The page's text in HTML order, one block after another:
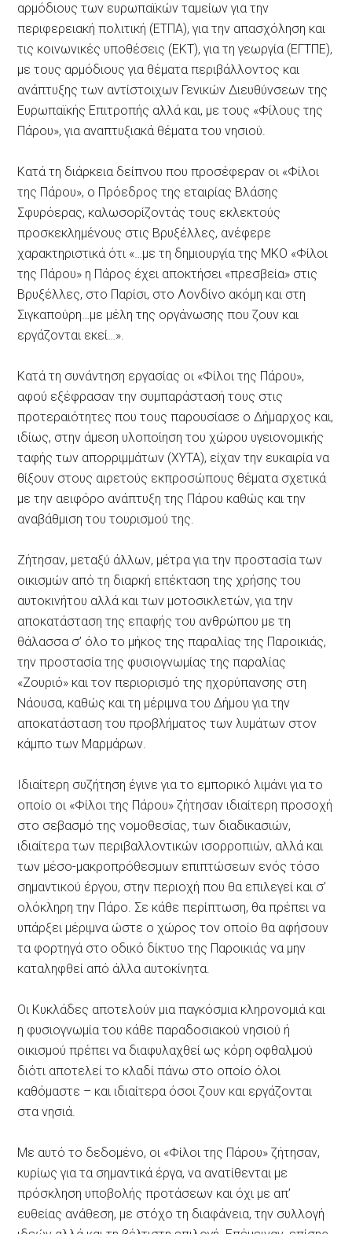
αρμόδιους των ευρωπαϊκών ταμείων για την
περιφερειακή πολιτική (ΕΤΠΑ), για την απασχόληση και
τις κοινωνικές υποθέσεις (ΕΚΤ), για τη γεωργία (ΕΓΤΠΕ),
με τους αρμόδιους για θέματα περιβάλλοντος και
ανάπτυξης των αντίστοιχων Γενικών Διευθύνσεων της
Ευρωπαϊκής Επιτροπής αλλά και, με τους «Φίλους της
Πάρου», για αναπτυξιακά θέματα του νησιού.
Κατά τη διάρκεια δείπνου που προσέφεραν οι «Φίλοι
της Πάρου», ο Πρόεδρος της εταιρίας Βλάσης
Σφυρόερας, καλωσορίζοντάς τους εκλεκτούς
προσκεκλημένους στις Βρυξέλλες, ανέφερε
χαρακτηριστικά ότι «…με τη δημιουργία της ΜΚΟ «Φίλοι
της Πάρου» η Πάρος έχει αποκτήσει «πρεσβεία» στις
Βρυξέλλες, στο Παρίσι, στο Λονδίνο ακόμη και στη
Σιγκαπούρη…με μέλη της οργάνωσης που ζουν και
εργάζονται εκεί…».
Κατά τη συνάντηση εργασίας οι «Φίλοι της Πάρου»,
αφού εξέφρασαν την συμπαράστασή τους στις
προτεραιότητες που τους παρουσίασε ο Δήμαρχος και,
ιδίως, στην άμεση υλοποίηση του χώρου υγειονομικής
ταφής των απορριμμάτων (ΧΥΤΑ), είχαν την ευκαιρία να
θίξουν στους αιρετούς εκπροσώπους θέματα σχετικά
με την αειφόρο ανάπτυξη της Πάρου καθώς και την
αναβάθμιση του τουρισμού της.
Ζήτησαν, μεταξύ άλλων, μέτρα για την προστασία των
οικισμών από τη διαρκή επέκταση της χρήσης του
αυτοκινήτου αλλά και των μοτοσικλετών, για την
αποκατάσταση της επαφής του ανθρώπου με τη
θάλασσα σ’ όλο το μήκος της παραλίας της Παροικιάς,
την προστασία της φυσιογνωμίας της παραλίας
«Ζουριό» και τον περιορισμό της ηχορύπανσης στη
Νάουσα, καθώς και τη μέριμνα του Δήμου για την
αποκατάσταση του προβλήματος των λυμάτων στον
κάμπο των Μαρμάρων.
Ιδιαίτερη συζήτηση έγινε για το εμπορικό λιμάνι για το
οποίο οι «Φίλοι της Πάρου» ζήτησαν ιδιαίτερη προσοχή
στο σεβασμό της νομοθεσίας, των διαδικασιών,
ιδιαίτερα των περιβαλλοντικών ισορροπιών, αλλά και
των μέσο-μακροπρόθεσμων επιπτώσεων ενός τόσο
σημαντικού έργου, στην περιοχή που θα επιλεγεί και σ’
ολόκληρη την Πάρο. Σε κάθε περίπτωση, θα πρέπει να
υπάρξει μέριμνα ώστε ο χώρος τον οποίο θα αφήσουν
τα φορτηγά στο οδικό δίκτυο της Παροικιάς να μην
καταληφθεί από άλλα αυτοκίνητα.
Οι Κυκλάδες αποτελούν μια παγκόσμια κληρονομιά και
η φυσιογνωμία του κάθε παραδοσιακού νησιού ή
οικισμού πρέπει να διαφυλαχθεί ως κόρη οφθαλμού
διότι αποτελεί το κλαδί πάνω στο οποίο όλοι
καθόμαστε – και ιδιαίτερα όσοι ζουν και εργάζονται
στα νησιά.
Με αυτό το δεδομένο, οι «Φίλοι της Πάρου» ζήτησαν,
κυρίως για τα σημαντικά έργα, να ανατίθενται με
πρόσκληση υποβολής προτάσεων και όχι με απ’
ευθείας ανάθεση, με στόχο τη διαφάνεια, την συλλογή